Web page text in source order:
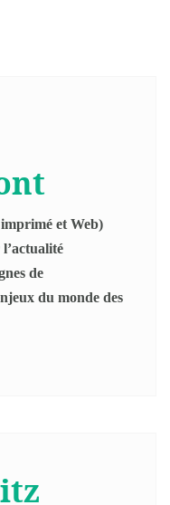
imprimé et Web)
de
du monde des